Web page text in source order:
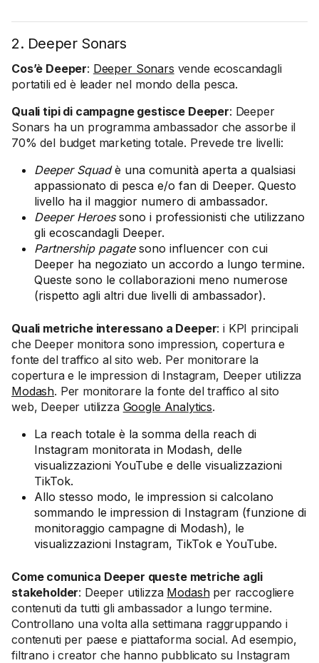
2. Deeper Sonars
Cos’è Deeper: ‍ Deeper Sonars vende ecoscandagli
portatili ed è leader nel mondo della pesca.
Quali tipi di campagne gestisce Deeper: Deeper
Sonars ha un programma ambassador che assorbe il
70% del budget marketing totale. Prevede tre livelli:
Deeper Squadè una comunità aperta a qualsiasi
appassionato di pesca e/o fan di Deeper. Questo
livello ha il maggior numero di ambassador.
Deeper Heroessono i professionisti che utilizzano
gli ecoscandagli Deeper.
Partnership pagatesono influencer con cui
Deeper ha negoziato un accordo a lungo termine.
Queste sono le collaborazioni meno numerose
(rispetto agli altri due livelli di ambassador).
Quali metriche interessano a Deeper: i KPI principali
che Deeper monitora sono impression, copertura e
fonte del traffico al sito web. Per monitorare la
copertura e le impression di Instagram, Deeper utilizza
Modash. Per monitorare la fonte del traffico al sito
web, Deeper utilizza Google Analytics.
La reach totale è la somma della reach di
Instagram monitorata in Modash, delle
visualizzazioni YouTube e delle visualizzazioni
TikTok.
Allo stesso modo, le impression si calcolano
sommando le impression di Instagram (funzione di
monitoraggio campagne di Modash), le
visualizzazioni Instagram, TikTok e YouTube.
Come comunica Deeper queste metriche agli
stakeholder: Deeper utilizza Modashper raccogliere
contenuti da tutti gli ambassador a lungo termine.
Controllano una volta alla settimana raggruppando i
contenuti per paese e piattaforma social. Ad esempio,
filtrano i creator che hanno pubblicato su Instagram